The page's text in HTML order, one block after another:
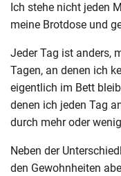
Ich stehe nicht jeden
meine Brotdose und
Jeder Tag ist anders,
Tagen, an denen ich
eigentlich im Bett
denen ich jeden Tag
durch mehr oder
Neben der
den Gewohnheiten